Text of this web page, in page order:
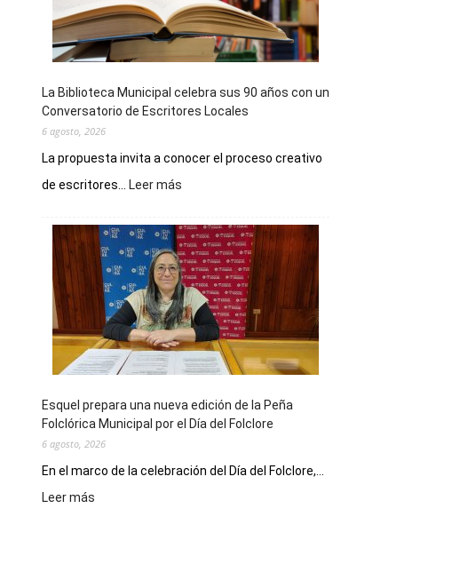
La Biblioteca Municipal celebra sus 90 años con un
Conversatorio de Escritores Locales
6 agosto, 2026
La propuesta invita a conocer el proceso creativo
de escritores...
Leer más
Municipal
celebra
sus
90
años
con
un
Conversatorio
Escritores
Locales
Esquel prepara una nueva edición de la Peña
Folclórica Municipal por el Día del Folclore
6 agosto, 2026
En el marco de la celebración del Día del Folclore,...
Leer más